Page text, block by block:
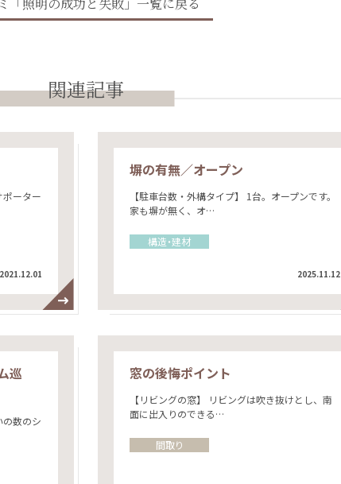
関連記事
ーター
2021.12.01
塀の有無／オープン
【駐車台数・外構タイプ】 1台。オープンです。
家も塀が無く、オ…
構造・建材
2025.11.12
巡
数のシ
窓の後悔ポイント
【リビングの窓】 リビングは吹き抜けとし、南
面に出入りのできる…
間取り